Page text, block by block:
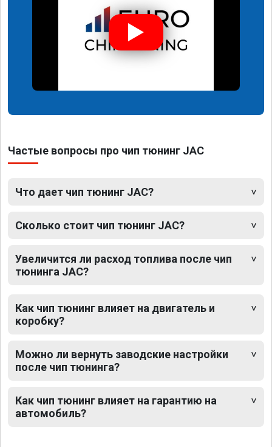
Частые вопросы про чип тюнинг JAC
Что дает чип тюнинг JAC?
Сколько стоит чип тюнинг JAC?
Увеличится ли расход топлива после чип
тюнинга JAC?
Как чип тюнинг влияет на двигатель и
коробку?
Можно ли вернуть заводские настройки
после чип тюнинга?
Как чип тюнинг влияет на гарантию на
автомобиль?